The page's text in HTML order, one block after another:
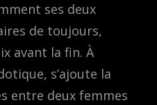
ses deux
de toujours,
avant la fin. À
s’ajoute la
entre deux femmes